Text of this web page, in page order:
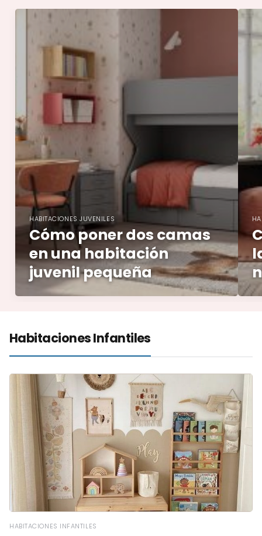
HABITACIONES JUVENILES
Cómo poner dos camas
en una habitación
juvenil pequeña
Habitaciones Infantiles
HABITACIONES INFANTILES